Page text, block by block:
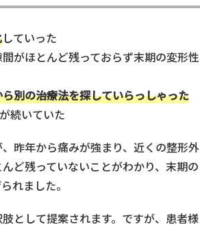
していった
がほとんど残っておらず末期の変形性
別の治療法を探していらっしゃった
続いていた
昨年から痛みが強まり、近くの整形外
ど残っていないことがわかり、末期の
れました。
として提案されます。ですが、患者様